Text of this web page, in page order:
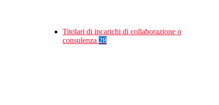
Titolari di incarichi di collaborazione o
consulenza 28